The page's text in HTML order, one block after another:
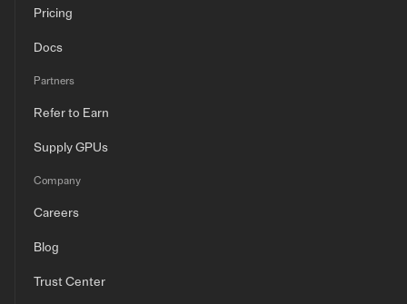
Pricing
Docs
Partners
Refer to Earn
Supply GPUs
Company
Careers
Blog
Trust Center